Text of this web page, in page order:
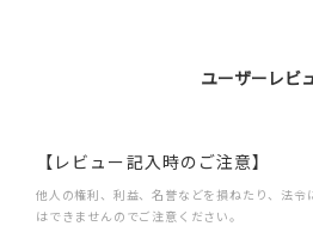
ユーザーレビ
【レビュー記入時のご注意】
他人の権利、利益、名誉などを損ねたり、法令
はできませんのでご注意ください。